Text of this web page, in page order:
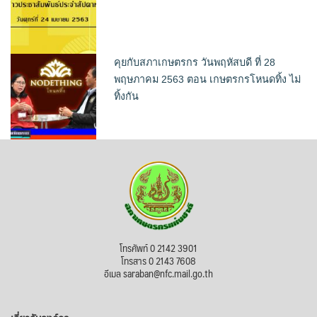
คุยกับสภาเกษตรกร วันพฤหัสบดี ที่ 28
พฤษภาคม 2563 ตอน เกษตรกรโหนดทิ้ง ไม่
ทิ้งกัน
โทรศัพท์ 0 2142 3901
โทรสาร 0 2143 7608
อีเมล saraban@nfc.mail.go.th